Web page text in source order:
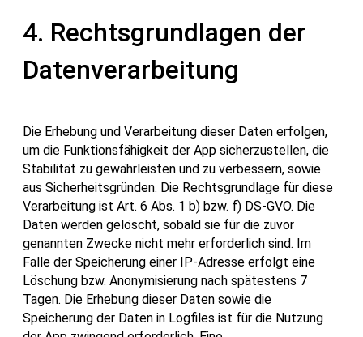
4. Rechtsgrundlagen der
Datenverarbeitung
Die Erhebung und Verarbeitung dieser Daten erfolgen,
um die Funktionsfähigkeit der App sicherzustellen, die
Stabilität zu gewährleisten und zu verbessern, sowie
aus Sicherheitsgründen. Die Rechtsgrundlage für diese
Verarbeitung ist Art. 6 Abs. 1 b) bzw. f) DS-GVO. Die
Daten werden gelöscht, sobald sie für die zuvor
genannten Zwecke nicht mehr erforderlich sind. Im
Falle der Speicherung einer IP-Adresse erfolgt eine
Löschung bzw. Anonymisierung nach spätestens 7
Tagen. Die Erhebung dieser Daten sowie die
Speicherung der Daten in Logfiles ist für die Nutzung